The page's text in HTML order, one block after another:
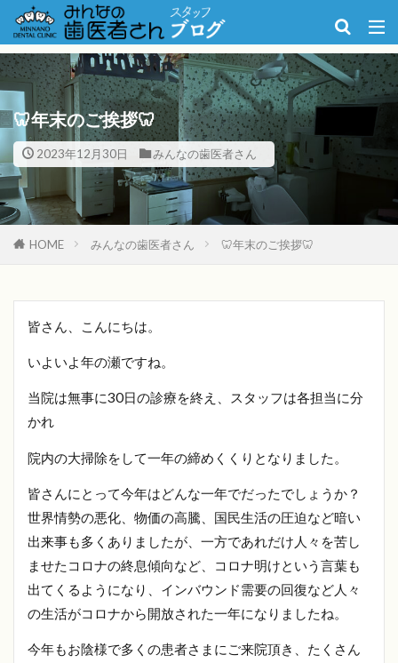
🦷年末のご挨拶🦷
2023年12月30日 みんなの歯医者さん
HOME みんなの歯医者さん 🦷年末のご挨拶🦷
皆さん、こんにちは。
いよいよ年の瀬ですね。
当院は無事に30日の診療を終え、スタッフは各担当に分
かれ
院内の大掃除をして一年の締めくくりとなりました。
皆さんにとって今年はどんな一年でだったでしょうか？
世界情勢の悪化、物価の高騰、国民生活の圧迫など暗い
出来事も多くありましたが、一方であれだけ人々を苦し
ませたコロナの終息傾向など、コロナ明けという言葉も
出てくるようになり、インバウンド需要の回復など人々
の生活がコロナから開放された一年になりましたね。
今年もお陰様で多くの患者さまにご来院頂き、たくさん